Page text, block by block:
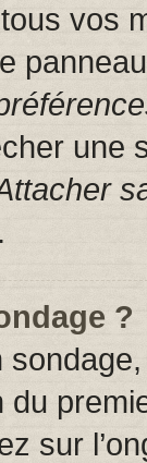
vos
une
?
sur